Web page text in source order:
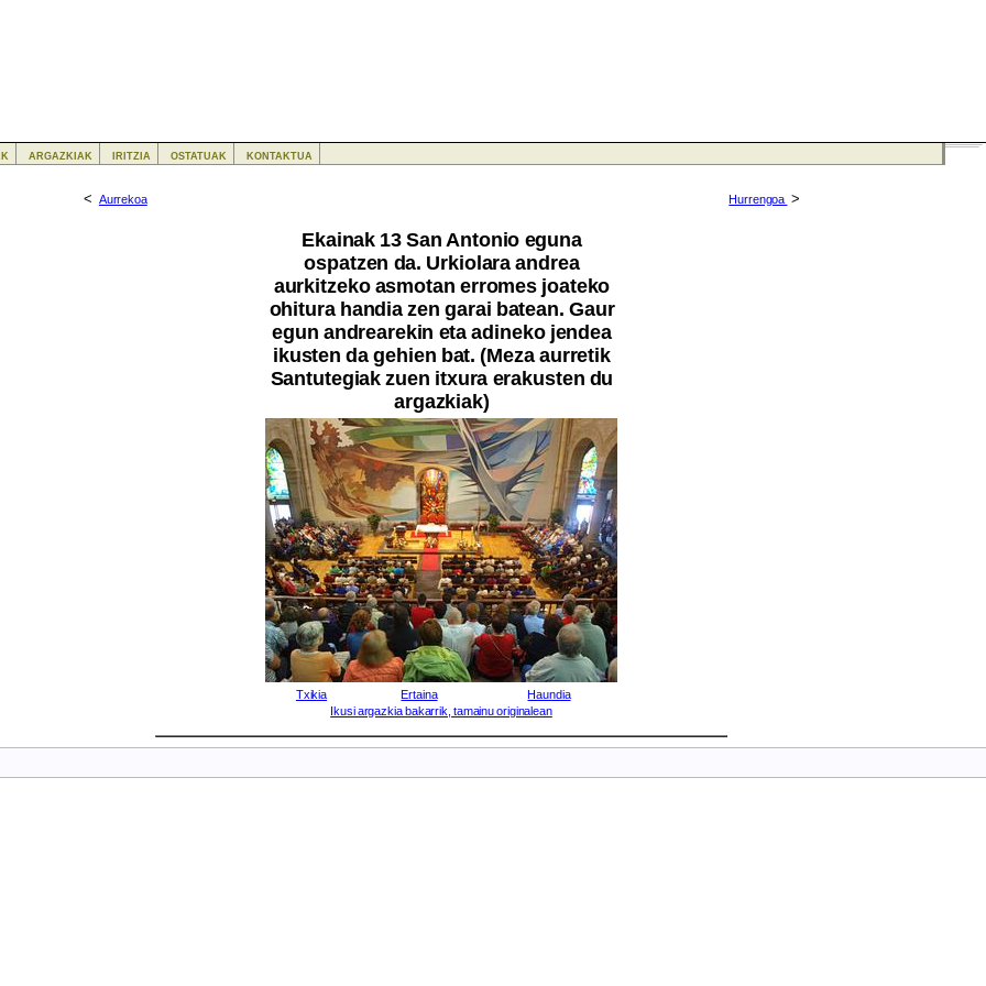
< Aurrekoa
Ekainak 13 San Antonio eguna
ospatzen da. Urkiolara andrea
aurkitzeko asmotan erromes joateko
ohitura handia zen garai batean. Gaur
egun andrearekin eta adineko jendea
ikusten da gehien bat. (Meza aurretik
Santutegiak zuen itxura erakusten du
argazkiak)
Hurrengoa >
Txikia Ertaina
Haundia
Ikusi argazkia bakarrik, tamainu originalean
argazkiak iritzia ostatuak kontaktua